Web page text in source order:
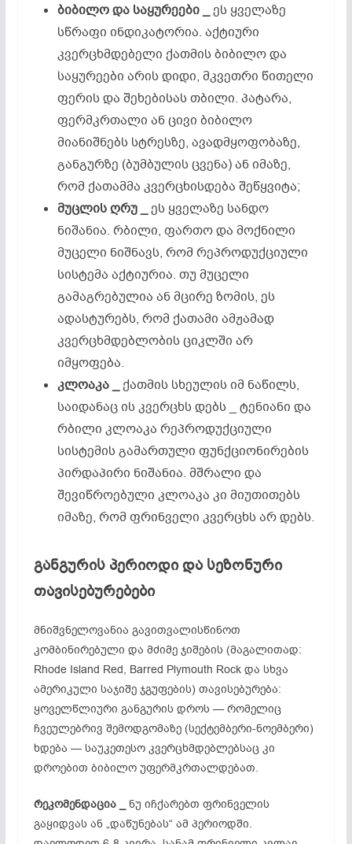
ბიბილოდა საყურეები _
ეს ყველაზე
სწრაფი ინდიკატორია. აქტიური
კვერცხმდებელი ქათმის ბიბილო და
საყურეები არის დიდი, მკვეთრი წითელი
ფერის და შეხებისას თბილი. პატარა,
ფერმკრთალი ან ცივი ბიბილო
მიანიშნებს სტრესზე, ავადმყოფობაზე,
განგურზე (ბუმბულის ცვენა) ან იმაზე,
რომ ქათამმა კვერცხისდება შეწყვიტა;
მუცლისღრუ _ ეს ყველაზე სანდო
ნიშანია. რბილი, ფართო და მოქნილი
მუცელი ნიშნავს, რომ რეპროდუქციული
სისტემა აქტიურია. თუ მუცელი
გამაგრებულია ან მცირე ზომის, ეს
ადასტურებს, რომ ქათამი ამჟამად
კვერცხმდებლობის ციკლში არ
იმყოფება.
კლოაკა _
ქათმის სხეულის იმ ნაწილს,
საიდანაც ის კვერცხს დებს _ ტენიანი და
რბილი კლოაკა რეპროდუქციული
სისტემის გამართული ფუნქციონირების
პირდაპირი ნიშანია. მშრალი და
შევიწროებული კლოაკა კი მიუთითებს
იმაზე, რომ ფრინველი კვერცხს არ დებს.
განგურის პერიოდი და სეზონური
თავისებურებები
მნიშვნელოვანია გავითვალისწინოთ
კომბინირებული და მძიმე ჯიშების (მაგალითად:
Rhode Island Red, Barred Plymouth Rock და სხვა
ამერიკული საჯიშე ჯგუფების) თავისებურება:
ყოველწლიური განგურის დროს — რომელიც
ჩვეულებრივ შემოდგომაზე (სექტემბერი-ნოემბერი)
ხდება — საუკეთესო კვერცხმდებლებსაც კი
დროებით ბიბილო უფერმკრთალდებათ.
რეკომენდაცია _
ნუ იჩქარებთ ფრინველის
გაყიდვას ან „დაწუნებას“ ამ პერიოდში.